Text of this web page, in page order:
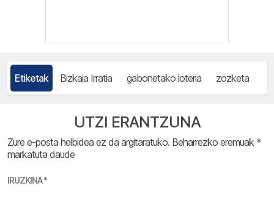
Etiketak Bizkaia Irratia gabonetako loteria zozketa
UTZI ERANTZUNA
Zure e-posta helbidea ez da argitaratuko. Beharrezko eremuak *
markatuta daude
IRUZKINA*